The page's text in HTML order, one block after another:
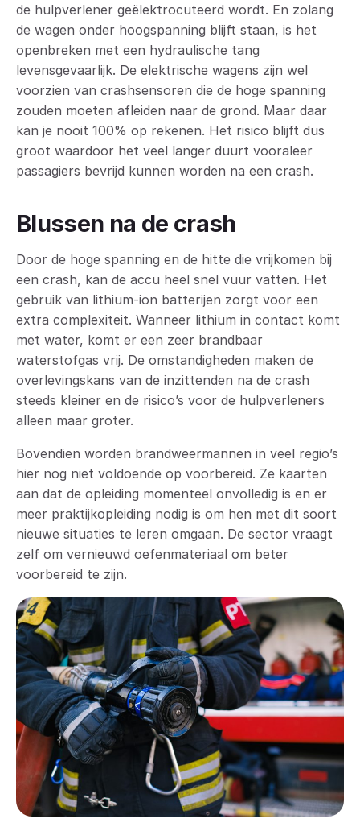
de hulpverlener geëlektrocuteerd wordt. En zolang
de wagen onder hoogspanning blijft staan, is het
openbreken met een hydraulische tang
levensgevaarlijk. De elektrische wagens zijn wel
voorzien van crashsensoren die de hoge spanning
zouden moeten afleiden naar de grond. Maar daar
kan je nooit 100% op rekenen. Het risico blijft dus
groot waardoor het veel langer duurt vooraleer
passagiers bevrijd kunnen worden na een crash.
Blussen na de crash
Door de hoge spanning en de hitte die vrijkomen bij
een crash, kan de accu heel snel vuur vatten. Het
gebruik van lithium-ion batterijen zorgt voor een
extra complexiteit. Wanneer lithium in contact komt
met water, komt er een zeer brandbaar
waterstofgas vrij. De omstandigheden maken de
overlevingskans van de inzittenden na de crash
steeds kleiner en de risico’s voor de hulpverleners
alleen maar groter.
Bovendien worden brandweermannen in veel regio’s
hier nog niet voldoende op voorbereid. Ze kaarten
aan dat de opleiding momenteel onvolledig is en er
meer praktijkopleiding nodig is om hen met dit soort
nieuwe situaties te leren omgaan. De sector vraagt
zelf om vernieuwd oefenmateriaal om beter
voorbereid te zijn.